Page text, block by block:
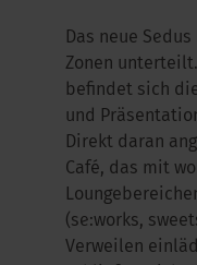
Das neue
Zonen
befindet sich
und
Direkt daran
Café, das mit
(se:works,
Verweilen